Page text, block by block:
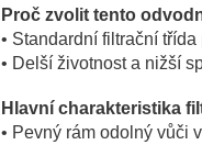
Proč zvolit tento
• Standardní filtrační
• Delší životnost a nižší
Hlavní charakteristika
• Pevný rám odolný vůči